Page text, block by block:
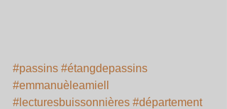
#passins #étangdepassins
#emmanuèleamiell
#lecturesbuissonnières #département